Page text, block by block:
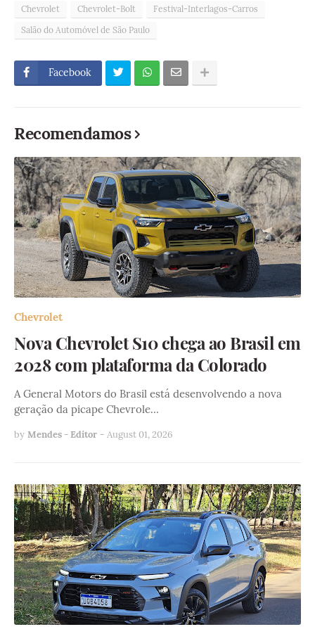
Chevrolet Chevrolet-Bolt
Festival-Interlagos-Carros
Salão do Automóvel de São Paulo
Facebook
Recomendamos
Chevrolet
Nova Chevrolet S10 chega ao Brasil em
2028 com plataforma da Colorado
A General Motors do Brasil está desenvolvendo a nova
geração da picape Chevrole…
by Mendes - Editor - August 01, 2026